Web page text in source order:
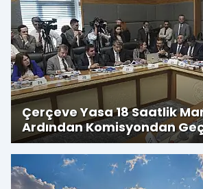
Çerçeve Yasa 18 Saatlik
Ardından Komisyondan